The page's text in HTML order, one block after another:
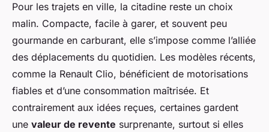
Pour les trajets en ville, la citadine reste un choix
malin. Compacte, facile à garer, et souvent peu
gourmande en carburant, elle s’impose comme l’alliée
des déplacements du quotidien. Les modèles récents,
comme la Renault Clio, bénéficient de motorisations
fiables et d’une consommation maîtrisée. Et
contrairement aux idées reçues, certaines gardent
une valeur de revente surprenante, surtout si elles